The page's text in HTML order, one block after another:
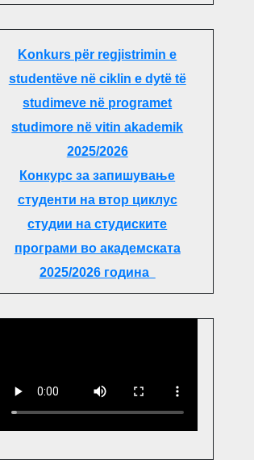
Konkurs për regjistrimin e
studentëve në ciklin e dytë të
studimeve në programet
studimore në vitin akademik
2025/2026
Конкурс за запишување
студенти на втор циклус
студии на студиските
програми во академската
2025/2026 година